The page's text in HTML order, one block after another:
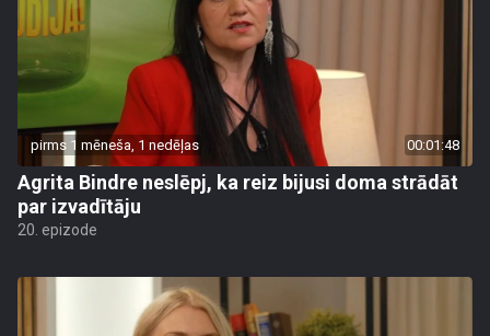
pirms 1 mēneša, 1 nedēļas 00:01:48
Agrita Bindre neslēpj, ka reiz bijusi doma strādāt
par izvadītāju
20. epizode